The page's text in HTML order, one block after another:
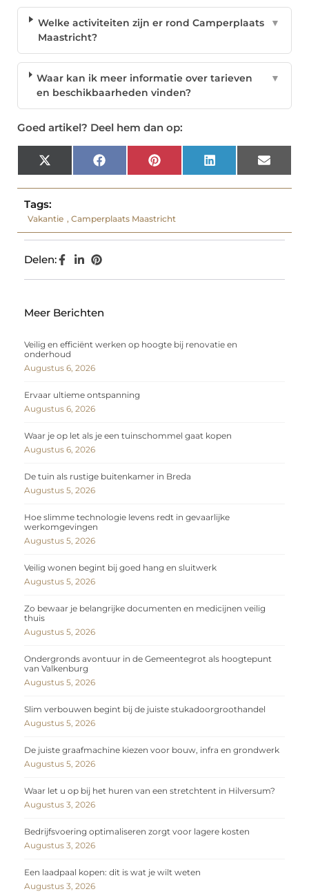
Welke activiteiten zijn er rond Camperplaats
Maastricht?
▼
Waar kan ik meer informatie over tarieven
en beschikbaarheden vinden?
▼
Goed artikel? Deel hem dan op:
X
(Twitter)
Facebook Pinterest LinkedIn Email
Tags:
Vakantie , Camperplaats Maastricht
Delen:
Meer Berichten
Veilig en efficiënt werken op hoogte bij renovatie en
onderhoud
Augustus 6, 2026
Ervaar ultieme ontspanning
Augustus 6, 2026
Waar je op let als je een tuinschommel gaat kopen
Augustus 6, 2026
De tuin als rustige buitenkamer in Breda
Augustus 5, 2026
Hoe slimme technologie levens redt in gevaarlijke
werkomgevingen
Augustus 5, 2026
Veilig wonen begint bij goed hang en sluitwerk
Augustus 5, 2026
Zo bewaar je belangrijke documenten en medicijnen veilig
thuis
Augustus 5, 2026
Ondergronds avontuur in de Gemeentegrot als hoogtepunt
van Valkenburg
Augustus 5, 2026
Slim verbouwen begint bij de juiste stukadoorgroothandel
Augustus 5, 2026
De juiste graafmachine kiezen voor bouw, infra en grondwerk
Augustus 5, 2026
Waar let u op bij het huren van een stretchtent in Hilversum?
Augustus 3, 2026
Bedrijfsvoering optimaliseren zorgt voor lagere kosten
Augustus 3, 2026
Een laadpaal kopen: dit is wat je wilt weten
Augustus 3, 2026